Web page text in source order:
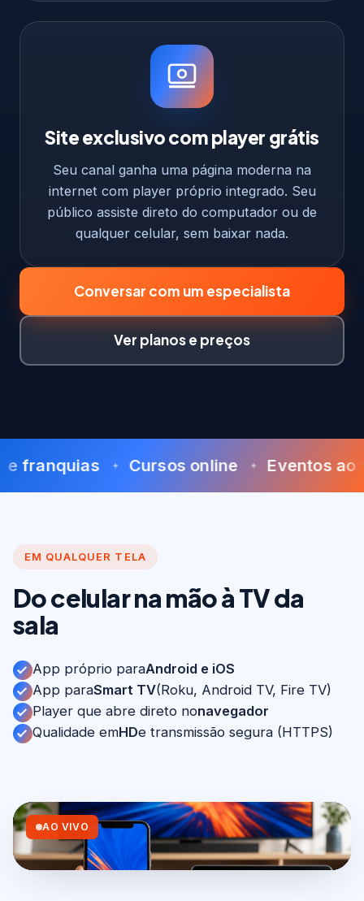
Site exclusivo com player grátis
Seu canal ganha uma página moderna na
internet com player próprio integrado. Seu
público assiste direto do computador ou de
qualquer celular, sem baixar nada.
Conversar com um especialista
Ver planos e preços
Cursos online Eventos ao vivo
EM QUALQUER TELA
Do celular na mão à TV da
sala
App próprio paraAndroid e iOS
App paraSmart TV(Roku, Android TV, Fire TV)
Player que abre direto nonavegador
Qualidade emHDe transmissão segura (HTTPS)
AO VIVO